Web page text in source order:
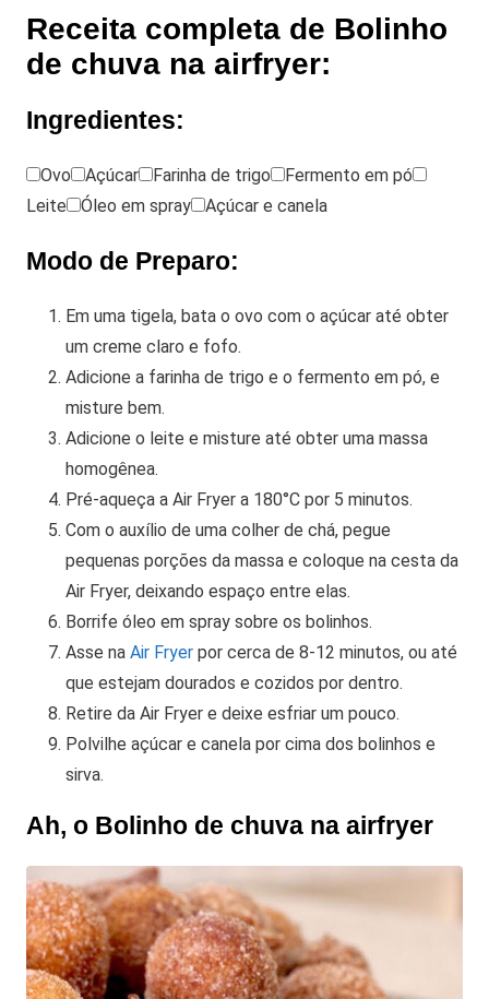
Receita completa de Bolinho
de chuva na airfryer:
Ingredientes:
Ovo Açúcar Farinha de trigo
Fermento em pó
Leite
Óleo em spray Açúcar e canela
Modo de Preparo:
Em uma tigela, bata o ovo com o açúcar até obter
um creme claro e fofo.
Adicione a farinha de trigo e o fermento em pó, e
misture bem.
Adicione o leite e misture até obter uma massa
homogênea.
Pré-aqueça a Air Fryer a 180°C por 5 minutos.
Com o auxílio de uma colher de chá, pegue
pequenas porções da massa e coloque na cesta da
Air Fryer, deixando espaço entre elas.
Borrife óleo em spray sobre os bolinhos.
Asse na Air Fryer por cerca de 8-12 minutos, ou até
que estejam dourados e cozidos por dentro.
Retire da Air Fryer e deixe esfriar um pouco.
Polvilhe açúcar e canela por cima dos bolinhos e
sirva.
Ah, o Bolinho de chuva na airfryer